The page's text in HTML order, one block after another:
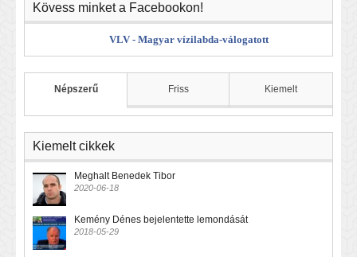
Kövess minket a Facebookon!
VLV - Magyar vízilabda-válogatott
Népszerű Friss Kiemelt
Kiemelt cikkek
Meghalt Benedek Tibor
2020-06-18
Kemény Dénes bejelentette lemondását
2018-05-29